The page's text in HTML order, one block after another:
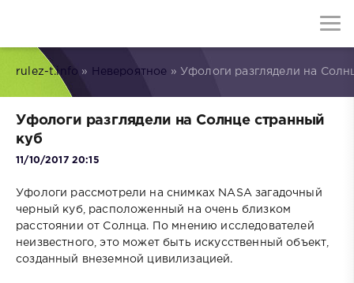
rulez-t.info » Невероятное » Уфологи разглядели на
Уфологи разглядели на Солнце странный
куб
11/10/2017 20:15
Уфологи рассмотрели на снимках NASA загадочный
черный куб, расположенный на очень близком
расстоянии от Солнца. По мнению исследователей
неизвестного, это может быть искусственный объект,
созданный внеземной цивилизацией.